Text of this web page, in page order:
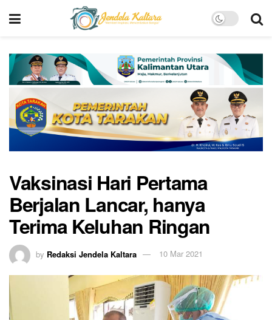
Vaksinasi Hari Pertama
Berjalan Lancar, hanya
Terima Keluhan Ringan
by Redaksi Jendela Kaltara 10 Mar 2021